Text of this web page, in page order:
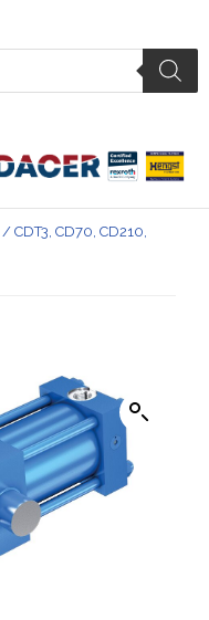
/ CDT3, CD70, CD210,